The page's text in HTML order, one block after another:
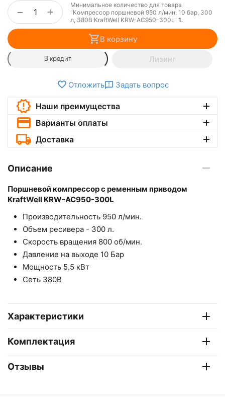
+
−
Минимальное количество для товара
"Компрессор поршневой 950 л/мин, 10 бар, 300
л, 380В KraftWell KRW-AC950-300L" 1.
В корзину
В кредит Лизинг
Отложить Задать вопрос
Наши преимущества
Варианты оплаты
Доставка
Описание
Поршневой компрессор с ременным приводом
KraftWell KRW-AC950-300L
Производительность 950 л/мин.
Объем ресивера - 300 л.
Скорость вращения 800 об/мин.
Давление на выходе 10 Бар
Мощность 5.5 кВт
Сеть 380В
Характеристики
Комплектация
Отзывы